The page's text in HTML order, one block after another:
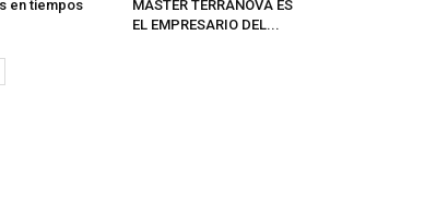
en tiempos
MÁSTER TERRANOVA ES
EL EMPRESARIO DEL...